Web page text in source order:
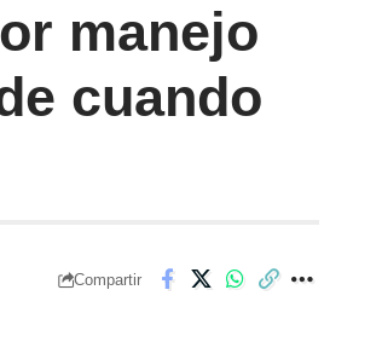
manejo
cuando
Compartir